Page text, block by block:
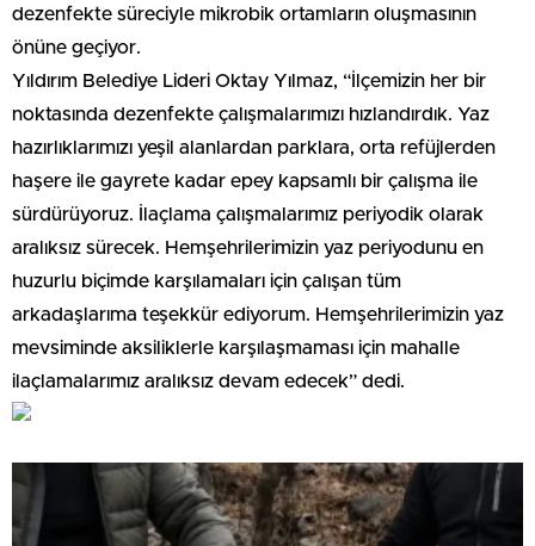
dezenfekte süreciyle mikrobik ortamların oluşmasının
önüne geçiyor.
Yıldırım Belediye Lideri Oktay Yılmaz, “İlçemizin her bir
noktasında dezenfekte çalışmalarımızı hızlandırdık. Yaz
hazırlıklarımızı yeşil alanlardan parklara, orta refüjlerden
haşere ile gayrete kadar epey kapsamlı bir çalışma ile
sürdürüyoruz. İlaçlama çalışmalarımız periyodik olarak
aralıksız sürecek. Hemşehrilerimizin yaz periyodunu en
huzurlu biçimde karşılamaları için çalışan tüm
arkadaşlarıma teşekkür ediyorum. Hemşehrilerimizin yaz
mevsiminde aksiliklerle karşılaşmaması için mahalle
ilaçlamalarımız aralıksız devam edecek” dedi.